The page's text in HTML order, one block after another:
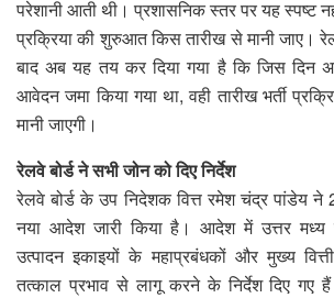
परेशानी आती थी। प्रशासनिक स्तर पर यह स्पष्ट
प्रक्रिया की शुरुआत किस तारीख से मानी जाए।
बाद अब यह तय कर दिया गया है कि जिस दिन
आवेदन जमा किया गया था, वही तारीख भर्ती
मानी जाएगी।
रेलवे बोर्ड ने सभी जोन को दिए निर्देश
रेलवे बोर्ड के उप निदेशक वित्त रमेश चंद्र पांडेय
नया आदेश जारी किया है। आदेश में उत्तर
उत्पादन इकाइयों के महाप्रबंधकों और मुख्य
तत्काल प्रभाव से लागू करने के निर्देश दिए गए